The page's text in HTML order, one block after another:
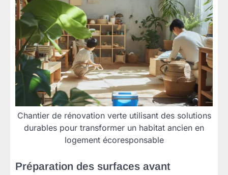
Chantier de rénovation verte utilisant des solutions
durables pour transformer un habitat ancien en
logement écoresponsable
Préparation des surfaces avant